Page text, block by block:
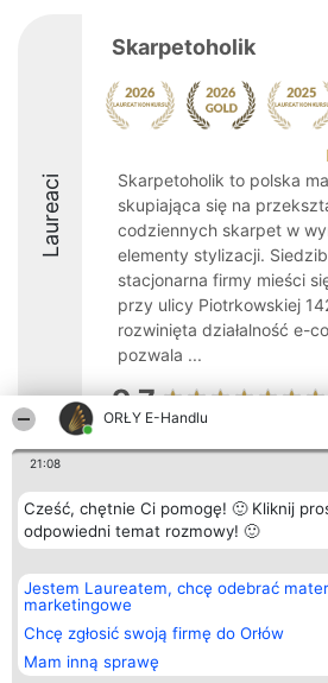
ORŁY E-Handlu
21:08
Cześć, chętnie Ci pomogę! 🙂 Kliknij
odpowiedni temat rozmowy! 🙂
Jestem Laureatem, chcę odebrać
marketingowe
Chcę zgłosić swoją firmę do Orłów
Mam inną sprawę
Laureaci
Skarpetoholik
Skarpetoholik to polska
skupiająca się na
codziennych skarpet w
elementy stylizacji.
stacjonarna firmy mieści
przy ulicy Piotrkowskiej
rozwinięta działalność e-
pozwala ...
9.7
Bright Side Solutions sp. z o.
o. sp. k.
ul. Ruska 22
Wrocław 50-079
KRS 0000749100 | Regon
381313360 | NIP 8943132676
+48 508 492 400
Laureaci
Lista
wszystkich
Laureatów
Zasady
Regulamin
Prywatności